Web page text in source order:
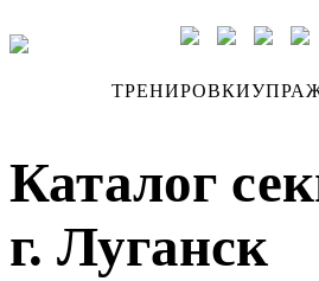
ТРЕНИРОВКИ
Каталог
г. Луганск